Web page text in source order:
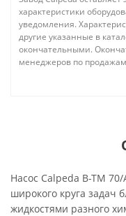
характеристики
уведомления.
другие указанные в
окончательными.
менеджеров по
Насос Calpeda B-TM
широкого круга задач
жидкостями разного